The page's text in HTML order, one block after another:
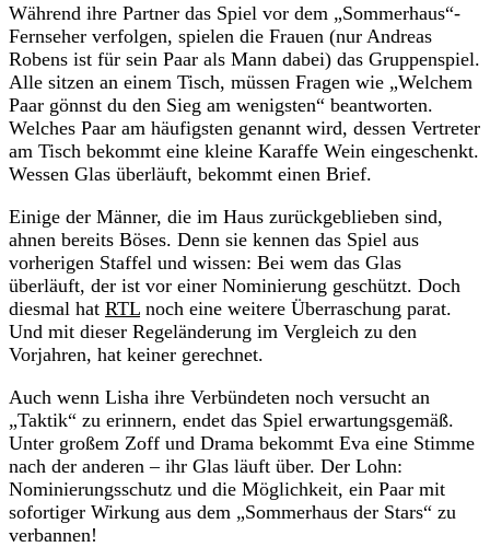
Während ihre Partner das Spiel vor dem „Sommerhaus“-
Fernseher verfolgen, spielen die Frauen (nur Andreas
Robens ist für sein Paar als Mann dabei) das Gruppenspiel.
Alle sitzen an einem Tisch, müssen Fragen wie „Welchem
Paar gönnst du den Sieg am wenigsten“ beantworten.
Welches Paar am häufigsten genannt wird, dessen Vertreter
am Tisch bekommt eine kleine Karaffe Wein eingeschenkt.
Wessen Glas überläuft, bekommt einen Brief.
Einige der Männer, die im Haus zurückgeblieben sind,
ahnen bereits Böses. Denn sie kennen das Spiel aus
vorherigen Staffel und wissen: Bei wem das Glas
überläuft, der ist vor einer Nominierung geschützt. Doch
diesmal hat RTL noch eine weitere Überraschung parat.
Und mit dieser Regeländerung im Vergleich zu den
Vorjahren, hat keiner gerechnet.
Auch wenn Lisha ihre Verbündeten noch versucht an
„Taktik“ zu erinnern, endet das Spiel erwartungsgemäß.
Unter großem Zoff und Drama bekommt Eva eine Stimme
nach der anderen – ihr Glas läuft über. Der Lohn:
Nominierungsschutz und die Möglichkeit, ein Paar mit
sofortiger Wirkung aus dem „Sommerhaus der Stars“ zu
verbannen!